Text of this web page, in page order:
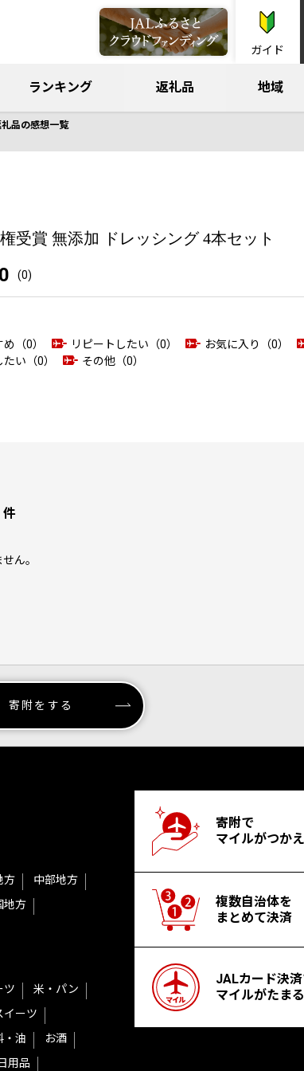
ガイド
ランキング 返礼品 地域
品の感想一覧
受賞 無添加 ドレッシング 4本セット
(0)
（0） リピートしたい（0） お気に入り（0）
い（0） その他（0）
件
ん。
寄附をする
方
中部地方
地方
ツ
米・パン
イーツ
・油
お酒
用品
寄附で
マイルがつか
複数自治体を
まとめて決済
JALカード決
マイルがたまる